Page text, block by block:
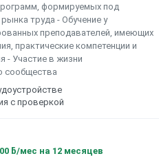
формируемых под
труда - Обучение у
преподавателей, имеющих
практические компетенции и
- Участие в жизни
сообщества
с проверкой
ƃ/мес на 12 месяцев